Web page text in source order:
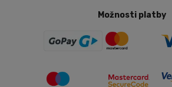
Možnosti platby